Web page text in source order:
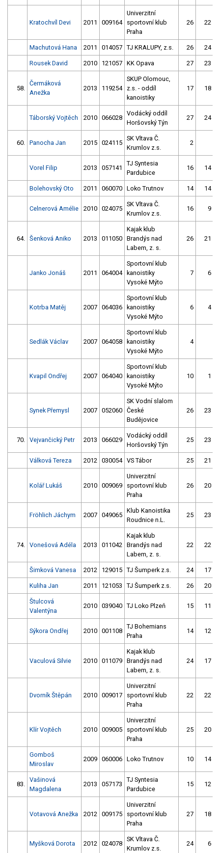
Kratochvíl Devi 2011 009164
Univerzitní
sportovní klub
Praha
26 22
Machutová Hana 2011 014057 TJ KRALUPY, z.s. 26 24
Rousek David 2010 121057 KK Opava 27 23
58.
Čermáková
Anežka
2013 119254
SKUP Olomouc,
z.s. - oddíl
kanoistiky
17 18
Táborský Vojtěch 2010 066028
Vodácký oddíl
Horšovský Týn
27 24
60. Panocha Jan 2015 024115
SK Vltava Č.
Krumlov z.s.
2
Vorel Filip 2013 057141
TJ Syntesia
Pardubice
16 14
Bolehovský Oto 2011 060070 Loko Trutnov 14 14
Celnerová Amélie 2010 024075
SK Vltava Č.
Krumlov z.s.
16 9
64. Šenková Aniko 2013 011050
Kajak klub
Brandýs nad
Labem, z. s.
26 21
Janko Jonáš 2011 064004
Sportovní klub
kanoistiky
Vysoké Mýto
7 6
Kotrba Matěj 2007 064036
Sportovní klub
kanoistiky
Vysoké Mýto
6 4
Sedlák Václav 2007 064058
Sportovní klub
kanoistiky
Vysoké Mýto
4
Kvapil Ondřej 2007 064040
Sportovní klub
kanoistiky
Vysoké Mýto
10 1
Synek Přemysl 2007 052060
SK Vodní slalom
České
Budějovice
26 23
70. Vejvančický Petr 2013 066029
Vodácký oddíl
Horšovský Týn
25 23
Válková Tereza 2012 030054 VS Tábor 25 21
Kolář Lukáš 2010 009069
Univerzitní
sportovní klub
Praha
26 20
Fröhlich Jáchym 2007 049065
Klub Kanoistika
Roudnice n.L.
25 23
74. Vonešová Adéla 2013 011042
Kajak klub
Brandýs nad
Labem, z. s.
22 22
Šimková Vanesa 2012 129015 TJ Šumperk z.s. 24 17
Kuliha Jan 2011 121053 TJ Šumperk z.s. 26 20
Štulcová
Valentýna
2010 039040 TJ Loko Plzeň 15 11
Sýkora Ondřej 2010 001108
TJ Bohemians
Praha
14 12
Vaculová Silvie 2010 011079
Kajak klub
Brandýs nad
Labem, z. s.
24 17
Dvorník Štěpán 2010 009017
Univerzitní
sportovní klub
Praha
22 22
Klír Vojtěch 2010 009005
Univerzitní
sportovní klub
Praha
25 20
Gomboš
Miroslav
2009 060006 Loko Trutnov 10 14
83.
Vašinová
Magdalena
2013 057173
TJ Syntesia
Pardubice
15 12
Votavová Anežka 2012 009175
Univerzitní
sportovní klub
Praha
27 18
Myšková Dorota 2012 024078
SK Vltava Č.
Krumlov z.s.
24 6